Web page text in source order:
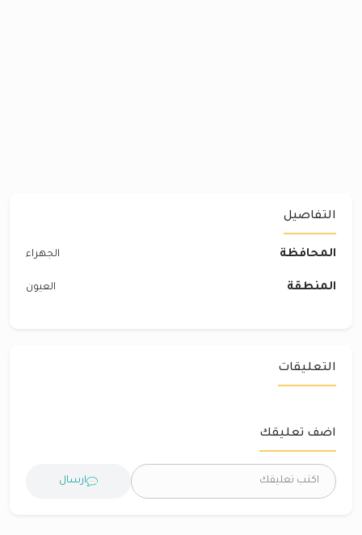
التفاصيل
المحافظة الجهراء
المنطقة العيون
التعليقات
اضف تعليقك
ارسال